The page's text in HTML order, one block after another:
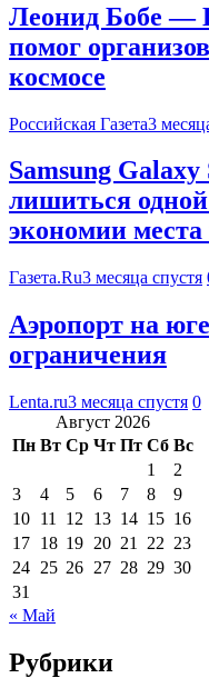
Леонид Бобе —
помог
космосе
Российская Газета3
Samsung
лишиться
экономии места
Газета.Ru3 месяца спустя
Аэропорт на
ограничения
Lenta.ru3 месяца спустя 0
Август 2026
Пн Вт Ср Чт Пт Сб Вс
1
2
3
4 5 6 7 8
9
10 11 12 13 14 15 16
17 18 19 20 21 22 23
24 25 26 27 28 29 30
31
« Май
Рубрики